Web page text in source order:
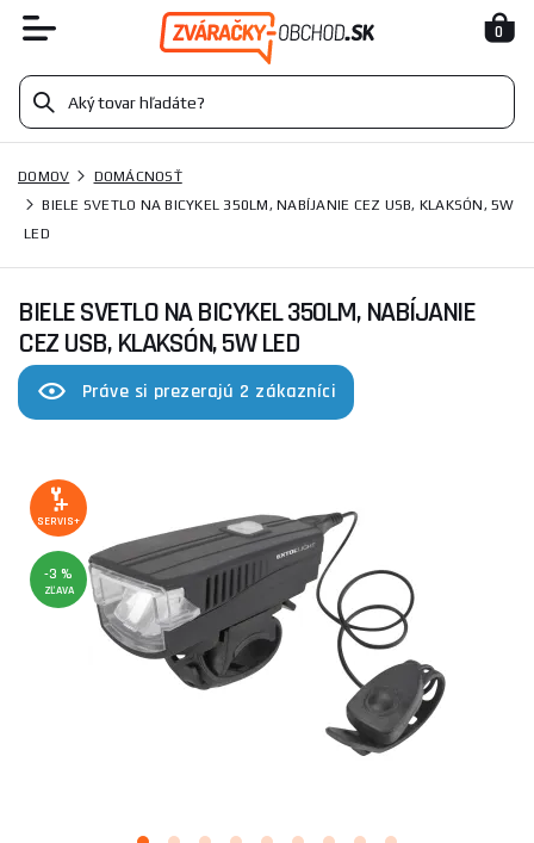
0
DOMOV
DOMÁCNOSŤ
BIELE SVETLO NA BICYKEL 350LM, NABÍJANIE CEZ USB, KLAKSÓN, 5W
LED
BIELE SVETLO NA BICYKEL 350LM, NABÍJANIE
CEZ USB, KLAKSÓN, 5W LED
Práve si prezerajú 2 zákazníci
SERVIS+
-3 %
ZĽAVA